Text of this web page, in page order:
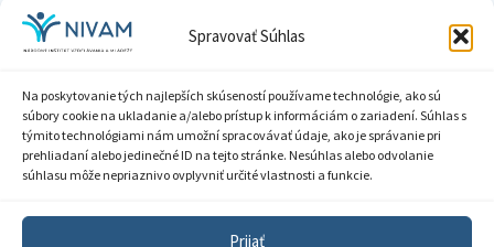
Spravovať Súhlas
Na poskytovanie tých najlepších skúseností používame technológie, ako sú
súbory cookie na ukladanie a/alebo prístup k informáciám o zariadení. Súhlas s
týmito technológiami nám umožní spracovávať údaje, ako je správanie pri
prehliadaní alebo jedinečné ID na tejto stránke. Nesúhlas alebo odvolanie
súhlasu môže nepriaznivo ovplyvniť určité vlastnosti a funkcie.
Prijať
IČO: 00164348
DIČ: 2020798714
Zásady ochrany súkromia